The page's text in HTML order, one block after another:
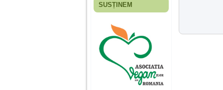
Fiica mea s-a nascut
ani, privind in urma
realizez cat de multe
greseli am facut in
educatia si cresterea
ei, am fost o mama
egoista, preocupata
de implinirea
profesionala, cand ea
era mica am neglijat-
SUSȚINEM